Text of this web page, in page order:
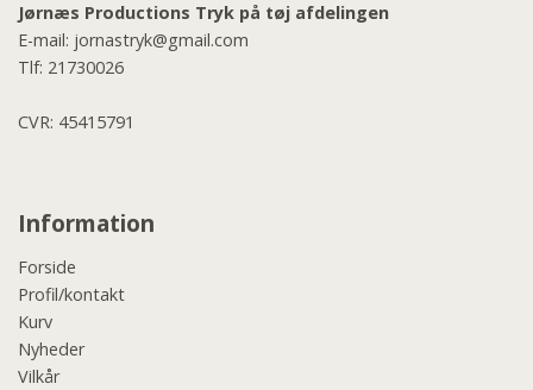
Jørnæs Productions Tryk på tøj afdelingen
E-mail: jornastryk@gmail.com
Tlf: 21730026
CVR: 45415791
Information
Forside
Profil/kontakt
Kurv
Nyheder
Vilkår